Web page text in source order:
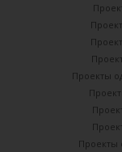
Проекты
Проекты